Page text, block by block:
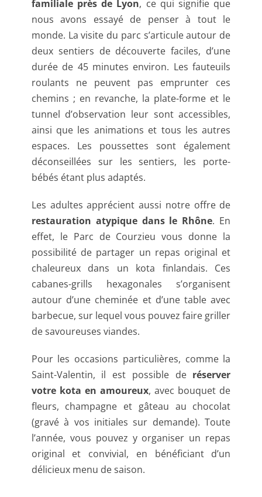
familiale près de Lyon, ce qui signifie que
nous avons essayé de penser à tout le
monde. La visite du parc s’articule autour de
deux sentiers de découverte faciles, d’une
durée de 45 minutes environ. Les fauteuils
roulants ne peuvent pas emprunter ces
chemins ; en revanche, la plate-forme et le
tunnel d’observation leur sont accessibles,
ainsi que les animations et tous les autres
espaces. Les poussettes sont également
déconseillées sur les sentiers, les porte-
bébés étant plus adaptés.
Les adultes apprécient aussi notre offre de
restauration atypique dans le Rhône. En
effet, le Parc de Courzieu vous donne la
possibilité de partager un repas original et
chaleureux dans un kota finlandais. Ces
cabanes-grills hexagonales s’organisent
autour d’une cheminée et d’une table avec
barbecue, sur lequel vous pouvez faire griller
de savoureuses viandes.
Pour les occasions particulières, comme la
Saint-Valentin, il est possible de réserver
votre kota en amoureux, avec bouquet de
fleurs, champagne et gâteau au chocolat
(gravé à vos initiales sur demande). Toute
l’année, vous pouvez y organiser un repas
original et convivial, en bénéficiant d’un
délicieux menu de saison.